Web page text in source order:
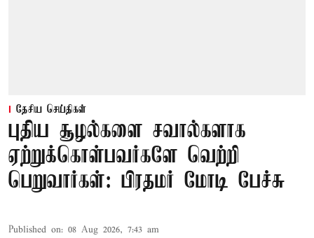
தேசிய செய்திகள்
புதிய சூழல்களை சவால்களாக
ஏற்றுக்கொள்பவர்களே வெற்றி
பெறுவார்கள்: பிரதமர் மோடி பேச்சு
Published on: 08 Aug 2026, 7:43 am